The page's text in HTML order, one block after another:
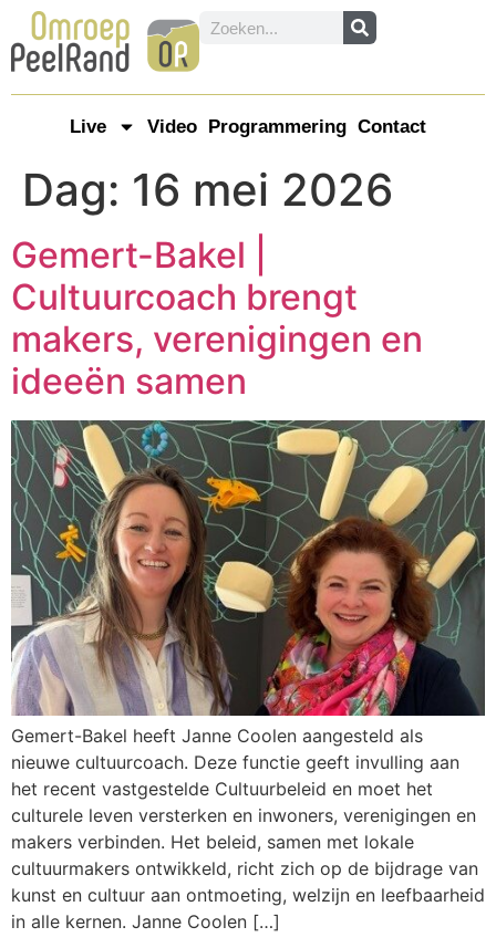
Live Video Programmering Contact
Dag: 16 mei 2026
Gemert-Bakel |
Cultuurcoach brengt
makers, verenigingen en
ideeën samen
Gemert-Bakel heeft Janne Coolen aangesteld als
nieuwe cultuurcoach. Deze functie geeft invulling aan
het recent vastgestelde Cultuurbeleid en moet het
culturele leven versterken en inwoners, verenigingen en
makers verbinden. Het beleid, samen met lokale
cultuurmakers ontwikkeld, richt zich op de bijdrage van
kunst en cultuur aan ontmoeting, welzijn en leefbaarheid
in alle kernen. Janne Coolen […]